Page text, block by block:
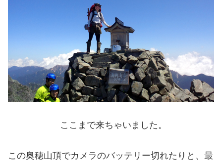
ここまで来ちゃいました。
この奥穂山頂でカメラのバッテリー切れたりと、最